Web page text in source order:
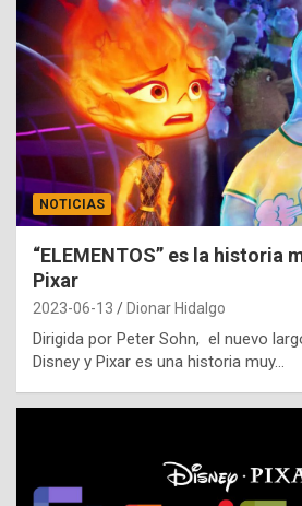
NOTICIAS
“ELEMENTOS” es la historia
Pixar
2023-06-13 Dionar Hidalgo
Dirigida por Peter Sohn, el nuevo
Disney y Pixar es una historia muy…